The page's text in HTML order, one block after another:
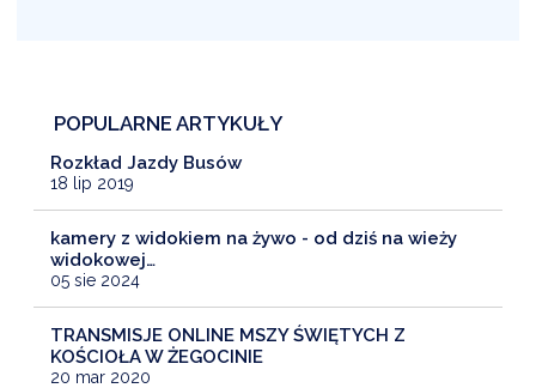
POPULARNE ARTYKUŁY
Rozkład Jazdy Busów
18 lip 2019
kamery z widokiem na żywo - od dziś na wieży
widokowej…
05 sie 2024
TRANSMISJE ONLINE MSZY ŚWIĘTYCH Z
KOŚCIOŁA W ŻEGOCINIE
20 mar 2020